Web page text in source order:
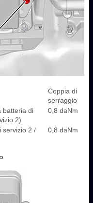
Coppia di
serraggio
batteria di
2)
0,8 daNm
servizio 2 /
0,8 daNm